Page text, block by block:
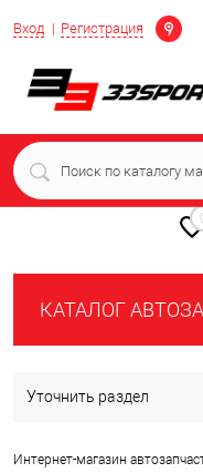
Вход Регистрация
Определение
КАТАЛОГ
Уточнить раздел
Интернет-магазин